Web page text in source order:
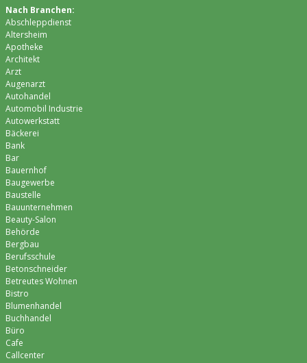
Nach Branchen:
Abschleppdienst
Altersheim
Apotheke
Architekt
Arzt
Augenarzt
Autohandel
Automobil Industrie
Autowerkstatt
Bäckerei
Bank
Bar
Bauernhof
Baugewerbe
Baustelle
Bauunternehmen
Beauty-Salon
Behörde
Bergbau
Berufsschule
Betonschneider
Betreutes Wohnen
Bistro
Blumenhandel
Buchhandel
Büro
Cafe
Callcenter